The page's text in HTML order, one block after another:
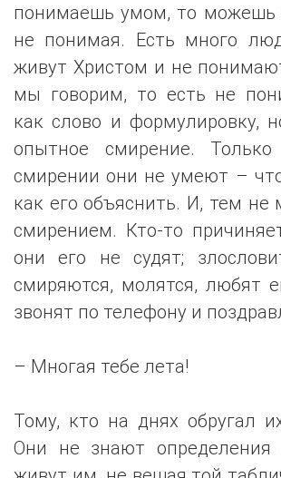
понимаешь умом, то можешь
не понимая. Есть много
живут Христом и не
мы говорим, то есть не
как слово и формулировку,
опытное смирение.
смирении они не умеют –
как его объяснить. И, тем не
смирением. Кто-то
они его не судят;
смиряются, молятся, любят
звонят по телефону и
– Многая тебе лета!
Тому, кто на днях обругал
Они не знают определения